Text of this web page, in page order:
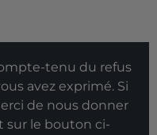
tenu du refus
avez exprimé. Si
de nous donner
sur le bouton ci-